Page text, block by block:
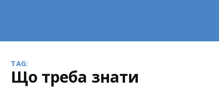
TAG:
що треба знати